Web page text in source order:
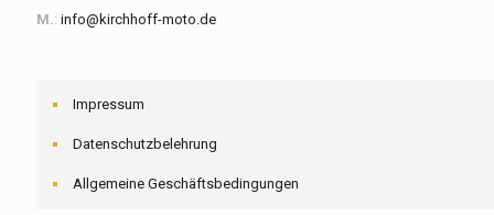
M.: info@kirchhoff-moto.de
Impressum
Datenschutzbelehrung
Allgemeine Geschäftsbedingungen